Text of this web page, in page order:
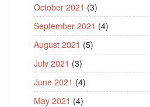
October 2021 (3)
September 2021 (4)
August 2021 (5)
July 2021 (3)
June 2021 (4)
May 2021 (4)